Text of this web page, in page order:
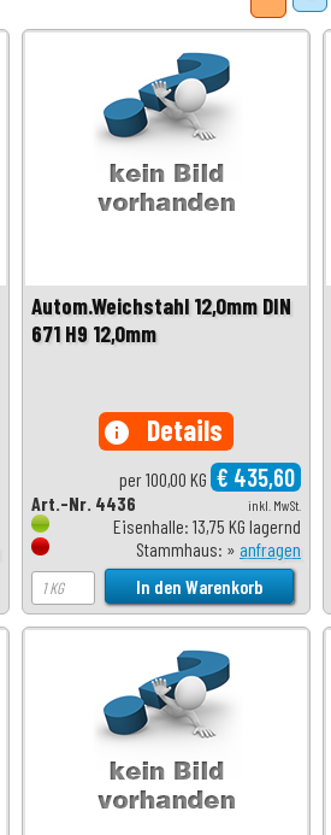
Autom.Weichstahl 12,0mm DIN
671 H9 12,0mm
info Details
per 100,00 KG € 435,60
inkl. MwSt.
Art.-Nr. 4436
Eisenhalle: 13,75 KG lagernd
Stammhaus: » anfragen